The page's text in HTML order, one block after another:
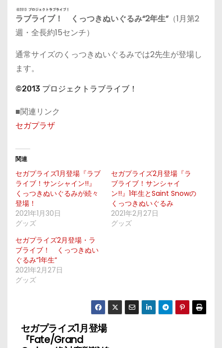
ラブライブ！ くっつきぬいぐるみ“2年生”（1月第2
週・全長約15センチ）
通常サイズのくっつきぬいぐるみでは2先生が登場し
ます。
©2013 プロジェクトラブライブ！
■関連リンク
セガプラザ
関連
セガプライズ1月登場『ラブ
ライブ！サンシャイン!!』
くっつきぬいぐるみが続々
登場！
2021年1月30日
グッズ
セガプライズ2月登場『ラ
ブライブ！サンシャイ
ン!!』1年生とSaint Snowの
くっつきぬいぐるみ
2021年2月27日
グッズ
セガプライズ2月登場・ラ
ブライブ！ くっつきぬい
ぐるみ“1年生”
2021年2月27日
グッズ
投
セガプライズ1月登場
『Fate/Grand